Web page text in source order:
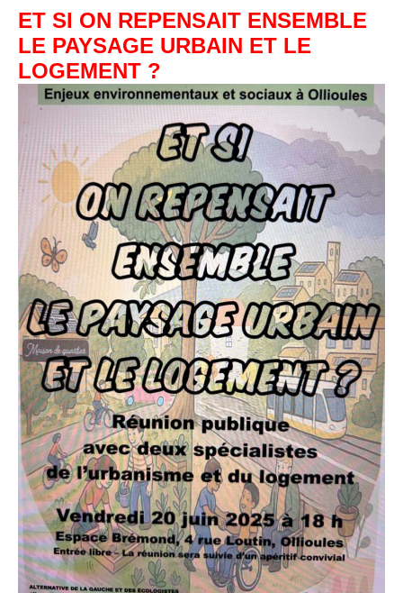
ET SI ON REPENSAIT ENSEMBLE
LE PAYSAGE URBAIN ET LE
LOGEMENT ?